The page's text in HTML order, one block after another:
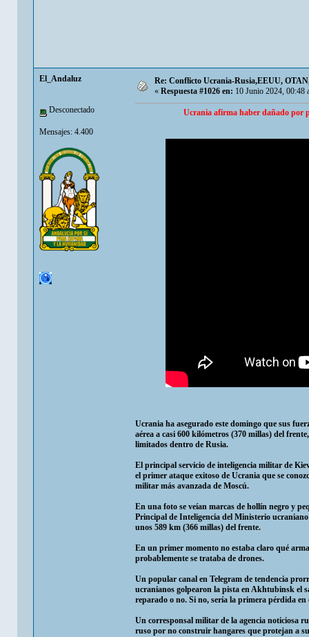
El_Andaluz
Desconectado
Mensajes: 4.400
Re: Conflicto Ucrania-Rusia,EEUU,
«Respuesta #1026 en:10 Junio 2024, 00:48
Ucrania afirma haber dañado por
Ucrania ha asegurado este domingo que sus
aérea a casi 600 kilómetros (370 millas) del
limitados dentro de Rusia.
El principal servicio de inteligencia militar de
el primer ataque exitoso de Ucrania que se
militar más avanzada de Moscú.
En una foto se veían marcas de hollín negro y
Principal de Inteligencia del Ministerio
unos 589 km (366 millas) del frente.
En un primer momento no estaba claro qué
probablemente se trataba de drones.
Un popular canal en Telegram de tendencia
ucranianos golpearon la pista en Akhtubinsk el
reparado o no. Si no, sería la primera pérdida
Un corresponsal militar de la agencia noticiosa
ruso por no construir hangares que protejan a